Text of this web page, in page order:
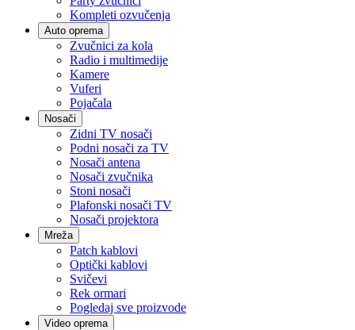
Kompleti ozvučenja
Auto oprema
Zvučnici za kola
Radio i multimedije
Kamere
Vuferi
Pojačala
Nosači
Zidni TV nosači
Podni nosači za TV
Nosači antena
Nosači zvučnika
Stoni nosači
Plafonski nosači TV
Nosači projektora
Mreža
Patch kablovi
Optički kablovi
Svičevi
Rek ormari
Pogledaj sve proizvode
Video oprema